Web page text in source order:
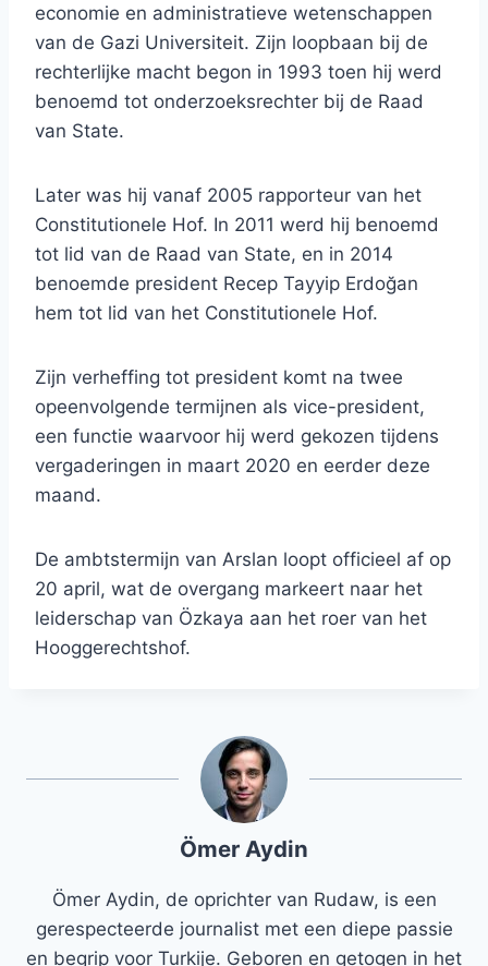
economie en administratieve wetenschappen
van de Gazi Universiteit. Zijn loopbaan bij de
rechterlijke macht begon in 1993 toen hij werd
benoemd tot onderzoeksrechter bij de Raad
van State.
Later was hij vanaf 2005 rapporteur van het
Constitutionele Hof. In 2011 werd hij benoemd
tot lid van de Raad van State, en in 2014
benoemde president Recep Tayyip Erdoğan
hem tot lid van het Constitutionele Hof.
Zijn verheffing tot president komt na twee
opeenvolgende termijnen als vice-president,
een functie waarvoor hij werd gekozen tijdens
vergaderingen in maart 2020 en eerder deze
maand.
De ambtstermijn van Arslan loopt officieel af op
20 april, wat de overgang markeert naar het
leiderschap van Özkaya aan het roer van het
Hooggerechtshof.
Ömer Aydin
Ömer Aydin, de oprichter van Rudaw, is een
gerespecteerde journalist met een diepe passie
en begrip voor Turkije. Geboren en getogen in het